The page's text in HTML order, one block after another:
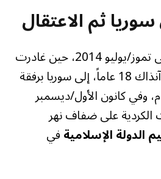
ثم الاعتقال
وتعود وقائع القضية إلى تموز/يوليو 2014، حين غادرت
سون، التي كانت تبلغ آنذاك 18 عاماً، إلى سوريا برفقة
وفي كانون الأول/ديسمبر
الكردية على ضفاف نهر
الدولة الإسلاميةفي